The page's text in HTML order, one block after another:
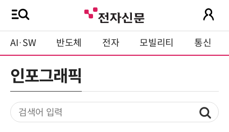
AI·SW 반도체 전자 모빌리티 통신
인포그래픽